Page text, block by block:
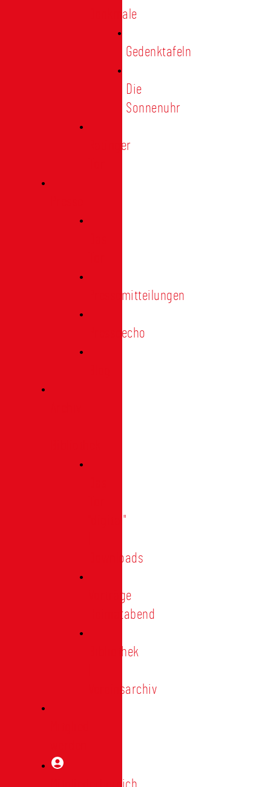
Denkmale
Gedenktafeln
Die
Sonnenuhr
Ratinger
Pressemitteilungen
Presseecho
"digital"
Downloads
Vorträge
Heimatabend
Bibliothek
Vereinsarchiv